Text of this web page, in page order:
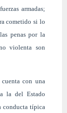
armadas;
cometido si lo
penas por la
violenta son
con una
la del Estado
conducta típica